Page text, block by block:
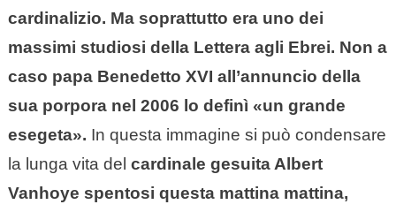
cardinalizio. Ma soprattutto era uno dei
massimi studiosi della Lettera agli Ebrei. Non a
caso papa Benedetto XVI all’annuncio della
sua porpora nel 2006 lo definì «un grande
esegeta». In questa immagine si può condensare
la lunga vita del cardinale gesuita Albert
Vanhoye spentosi questa mattina mattina,